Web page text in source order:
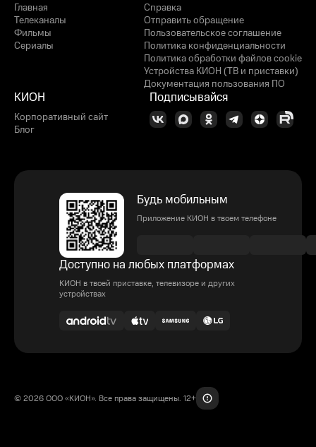
Главная
Телеканалы
Фильмы
Сериалы
Справка
Отправить обращение
Пользовательское соглашение
Политика конфиденциальности
Политика обработки файлов cookie
Устройства КИОН (ТВ и приставки)
Документация пользования ПО
КИОН
Корпоративный сайт
Блог
Подписывайся
Будь мобильным
Приложение КИОН в твоем телефоне
Доступно на любых платформах
КИОН в твоей приставке, телевизоре и других
устройствах
© 2026 ООО «КИОН». Все права защищены. 12+